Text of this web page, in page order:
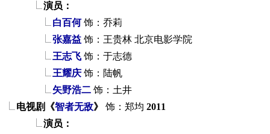
演员：
白百何 饰：乔莉
张嘉益 饰：王贵林 北京电影学院
王志飞 饰：于志德
王耀庆 饰：陆帆
矢野浩二 饰：土井
电视剧《智者无敌》 饰：郑均 2011
演员：